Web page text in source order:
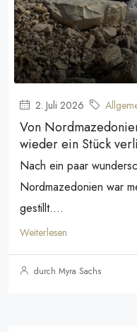
2. Juli 2026
Von
wieder ein Stück
Nach ein paar
Nordmazedonien war
gestillt....
Weiterlesen
durch Myra Sachs